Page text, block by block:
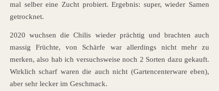
mal selber eine Zucht probiert. Ergebnis: super, wieder Samen
getrocknet.
2020 wuchsen die Chilis wieder prächtig und brachten auch
massig Früchte, von Schärfe war allerdings nicht mehr zu
merken, also hab ich versuchsweise noch 2 Sorten dazu gekauft.
Wirklich scharf waren die auch nicht (Gartencenterware eben),
aber sehr lecker im Geschmack.